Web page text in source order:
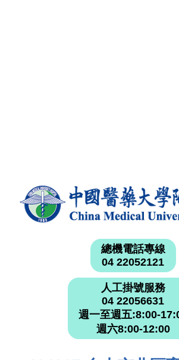
總機電話專線
04 22052121
人工掛號服務
04 22056631
週一至週五:8:00-
週六8:00-12:00